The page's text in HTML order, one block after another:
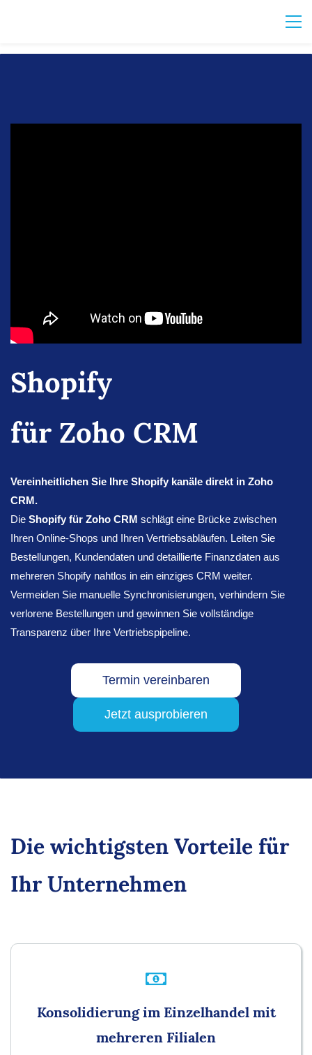
Shopify
für Zoho CRM
Vereinheitlichen Sie Ihre Shopify kanäle direkt in Zoho
CRM.
Die Shopify für Zoho CRM schlägt eine Brücke zwischen
Ihren Online-Shops und Ihren Vertriebsabläufen. Leiten Sie
Bestellungen, Kundendaten und detaillierte Finanzdaten aus
mehreren Shopify nahtlos in ein einziges CRM weiter.
Vermeiden Sie manuelle Synchronisierungen, verhindern Sie
verlorene Bestellungen und gewinnen Sie vollständige
Transparenz über Ihre Vertriebspipeline.
Termin vereinbaren
Jetzt ausprobieren
Die wichtigsten Vorteile für
Ihr Unternehmen
Konsolidierung im Einzelhandel mit
mehreren Filialen